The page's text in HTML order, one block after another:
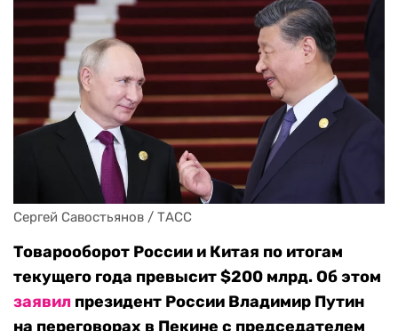
Сергей Савостьянов / ТАСС
Товарооборот России и Китая по итогам
текущего года превысит $200 млрд. Об этом
заявил президент России Владимир Путин
на переговорах в Пекине с председателем